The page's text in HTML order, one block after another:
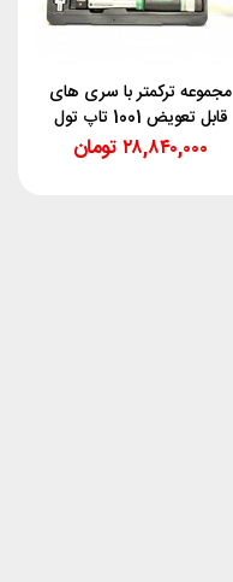
مجموعه ترکمتر با سری های
قابل تعویض 1001 تاپ تول
تومان۲۸,۸۴۰,۰۰۰